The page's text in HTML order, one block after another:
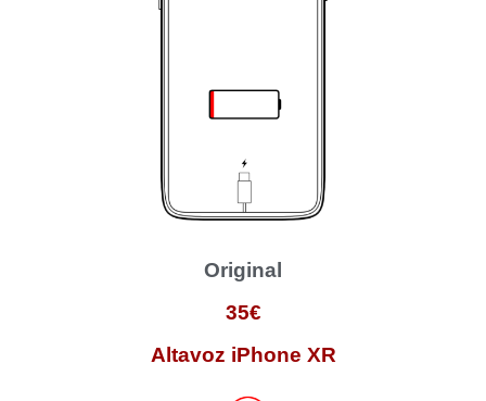
Original
35€
Altavoz iPhone XR